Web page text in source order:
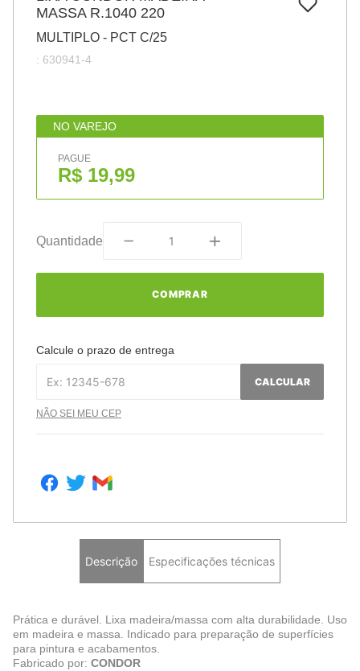
MASSA R.1040 220
MULTIPLO - PCT C/25
: 630941-4
NO VAREJO
PAGUE
R$ 19,99
Quantidade
COMPRAR
Calcule o prazo de entrega
CALCULAR
NÃO SEI MEU CEP
Descrição Especificações técnicas
Prática e durável. Lixa madeira/massa com alta durabilidade. Uso
em madeira e massa. Indicado para preparação de superfícies
para pintura e acabamentos.
Fabricado por: CONDOR
pincel
cola
barbante